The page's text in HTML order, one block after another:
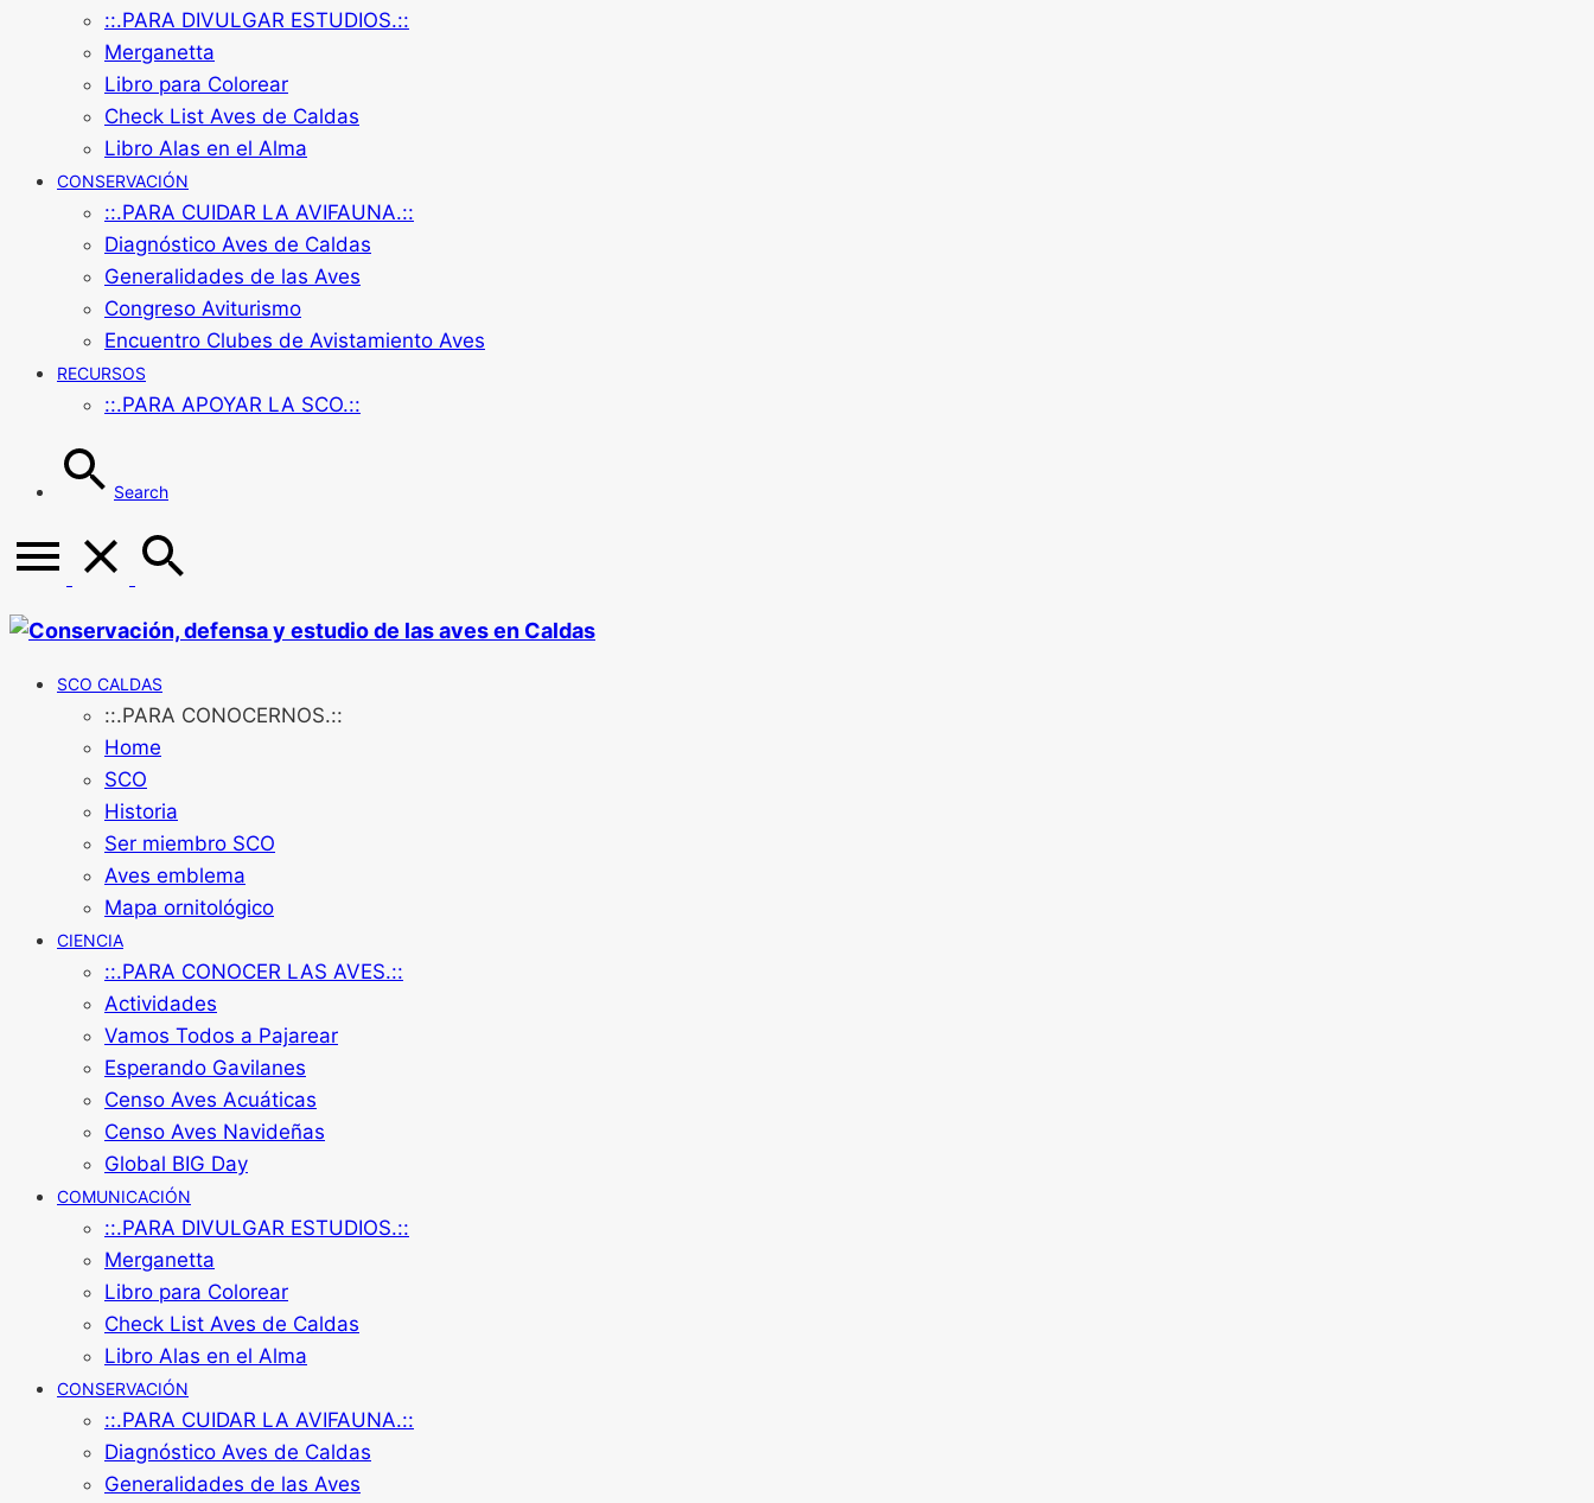
::.PARA DIVULGAR ESTUDIOS.::
Merganetta
Libro para Colorear
Check List Aves de Caldas
Libro Alas en el Alma
CONSERVACIÓN
::.PARA CUIDAR LA AVIFAUNA.::
Diagnóstico Aves de Caldas
Generalidades de las Aves
Congreso Aviturismo
Encuentro Clubes de Avistamiento Aves
RECURSOS
::.PARA APOYAR LA SCO.::
Search
SCO CALDAS
::.PARA CONOCERNOS.::
Home
SCO
Historia
Ser miembro SCO
Aves emblema
Mapa ornitológico
CIENCIA
::.PARA CONOCER LAS AVES.::
Actividades
Vamos Todos a Pajarear
Esperando Gavilanes
Censo Aves Acuáticas
Censo Aves Navideñas
Global BIG Day
COMUNICACIÓN
::.PARA DIVULGAR ESTUDIOS.::
Merganetta
Libro para Colorear
Check List Aves de Caldas
Libro Alas en el Alma
CONSERVACIÓN
::.PARA CUIDAR LA AVIFAUNA.::
Diagnóstico Aves de Caldas
Generalidades de las Aves